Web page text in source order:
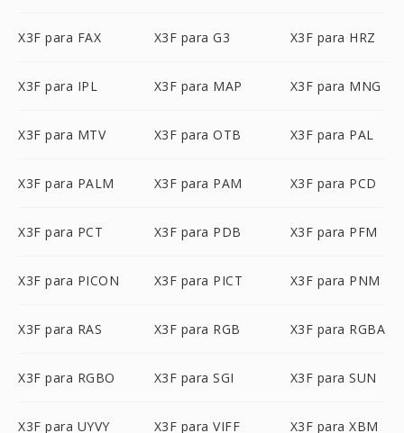
X3F para FAX X3F para G3 X3F para HRZ
X3F para IPL X3F para MAP X3F para MNG
X3F para MTV X3F para OTB X3F para PAL
X3F para PALM X3F para PAM X3F para PCD
X3F para PCT X3F para PDB X3F para PFM
X3F para PICON X3F para PICT X3F para PNM
X3F para RAS X3F para RGB X3F para RGBA
X3F para RGBO X3F para SGI X3F para SUN
X3F para UYVY X3F para VIFF X3F para XBM